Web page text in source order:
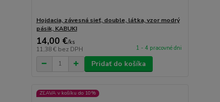
Hojdacia, závesná sieť, double, látka, vzor modrý
pásik, KABUKI
14,00 €/ks
11,38 € bez DPH 1 - 4 pracovné dni
Pridať do košíka
ZĽAVA v košíku do 10%